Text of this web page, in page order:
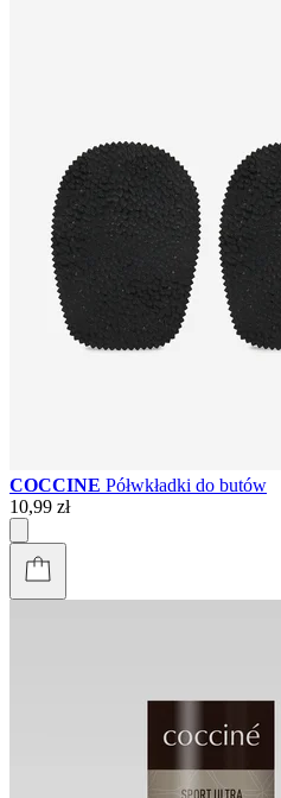
COCCINE Półwkładki do butów
10,99 zł